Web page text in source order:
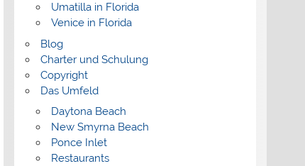
Umatilla in Florida
Venice in Florida
Blog
Charter und Schulung
Copyright
Das Umfeld
Daytona Beach
New Smyrna Beach
Ponce Inlet
Restaurants